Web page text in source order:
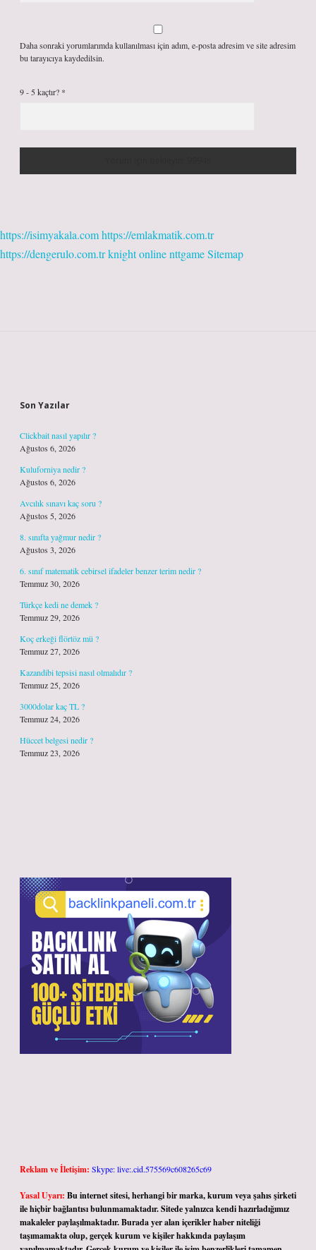
Daha sonraki yorumlarımda kullanılması için adım, e-posta adresim ve site adresim
bu tarayıcıya kaydedilsin.
9 - 5 kaçtır? *
https://isimyakala.comhttps://emlakmatik.com.tr
https://dengerulo.com.trknight onlinenttgameSitemap
Son Yazılar
Clickbait nasıl yapılır ?
Ağustos 6, 2026
Kuluforniya nedir ?
Ağustos 6, 2026
Avcılık sınavı kaç soru ?
Ağustos 5, 2026
8. sınıfta yağmur nedir ?
Ağustos 3, 2026
6. sınıf matematik cebirsel ifadeler benzer terim nedir ?
Temmuz 30, 2026
Türkçe kedi ne demek ?
Temmuz 29, 2026
Koç erkeği flörtöz mü ?
Temmuz 27, 2026
Kazandibi tepsisi nasıl olmalıdır ?
Temmuz 25, 2026
3000dolar kaç TL ?
Temmuz 24, 2026
Hüccet belgesi nedir ?
Temmuz 23, 2026
Reklam ve İletişim: Skype: live:.cid.575569c608265c69
Yasal Uyarı: Bu internet sitesi, herhangi bir marka, kurum veya şahıs şirketi
ile hiçbir bağlantısı bulunmamaktadır. Sitede yalnızca kendi hazırladığımız
makaleler paylaşılmaktadır. Burada yer alan içerikler haber niteliği
taşımamakta olup, gerçek kurum ve kişiler hakkında paylaşım